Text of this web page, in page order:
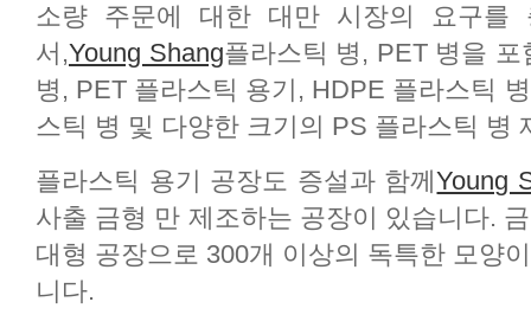
소량 주문에 대한 대만 시장의 요구를
서,Young Shang플라스틱 병, PET 병을
병, PET 플라스틱 용기, HDPE 플라스틱
스틱 병 및 다양한 크기의 PS 플라스틱 병
플라스틱 용기 공장도 증설과 함께Young
사출 금형 만 제조하는 공장이 있습니다.
대형 공장으로 300개 이상의 독특한 모양
니다.